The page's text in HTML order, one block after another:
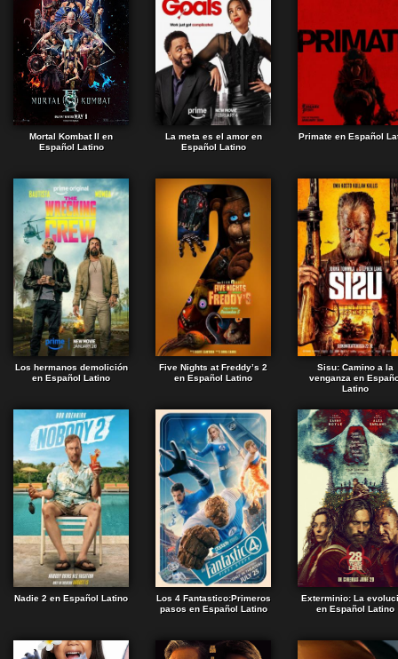
Mortal Kombat II en
Español Latino
La meta es el amor en
Español Latino
Primate en Español
Los hermanos demolición
en Español Latino
Five Nights at Freddy’s 2
en Español Latino
Sisu: Camino a la
venganza en
Latino
Nadie 2 en Español Latino
Los 4 Fantastico:Primeros
pasos en Español Latino
Exterminio: La
en Español Latino